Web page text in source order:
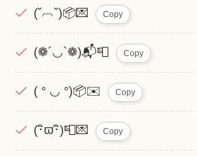
(˘︹˘)📦💌 Copy
(❁´◡`❁)📬📮 Copy
( ° ◡ °)📦✉️ Copy
(･ิϖ･ิ)📮💌 Copy